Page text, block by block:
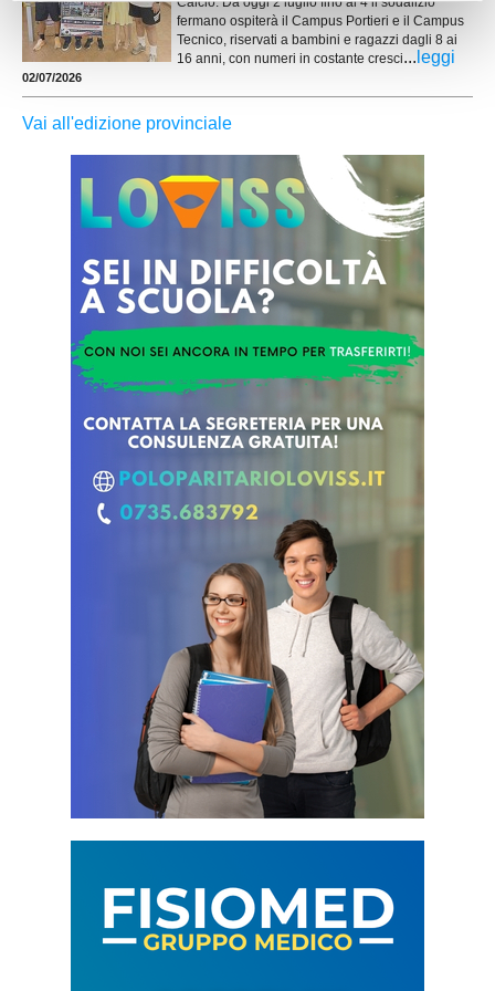
fermano ospiterà il Campus Portieri e il Campus
Tecnico, riservati a bambini e ragazzi dagli 8 ai
16 anni, con numeri in costante cresci... leggi
02/07/2026
Vai all'edizione provinciale